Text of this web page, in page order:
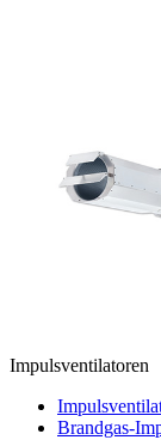
Impulsventilatoren
Brandgas-